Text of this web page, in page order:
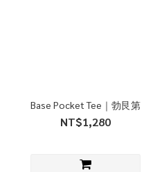
Base Pocket Tee｜勃艮第
NT$1,280